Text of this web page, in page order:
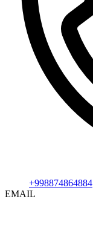
+998874864884
EMAIL